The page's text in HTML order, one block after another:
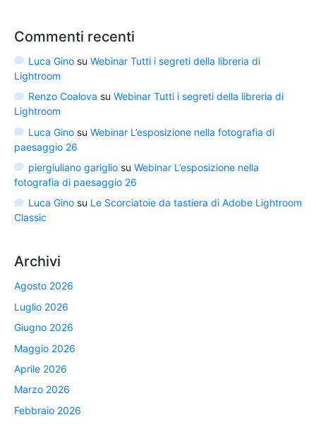
Commenti recenti
Luca Ginosu Webinar Tutti i segreti della libreria di
Lightroom
Renzo Coalova su Webinar Tutti i segreti della libreria di
Lightroom
Luca Ginosu Webinar L’esposizione nella fotografia di
paesaggio 26
piergiuliano garigliosu Webinar L’esposizione nella
fotografia di paesaggio 26
Luca Ginosu Le Scorciatoie da tastiera di Adobe Lightroom
Classic
Archivi
Agosto 2026
Luglio 2026
Giugno 2026
Maggio 2026
Aprile 2026
Marzo 2026
Febbraio 2026